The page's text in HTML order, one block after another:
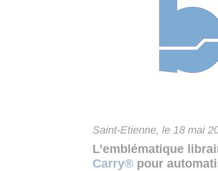
👉 PLANNING EDITORIAL•
👉
Saint-Etienne, le 18 mai
L’emblématique
Carry® pour